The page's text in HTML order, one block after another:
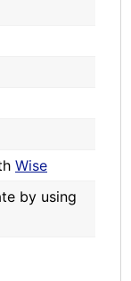
Wise
by using